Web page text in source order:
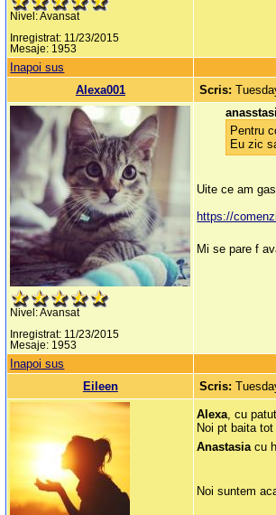
Nivel: Avansat
Inregistrat: 11/23/2015
Mesaje: 1953
Inapoi sus
Alexa001
Scris:
Nivel: Avansat
Inregistrat: 11/23/2015
Mesaje: 1953
Pentru
Eu zic
Uite ce am
https://
Mi se pare f
Inapoi sus
Eileen
Scris:
Alexa, cu
Noi pt baita
Anastasiacu
Noi suntem